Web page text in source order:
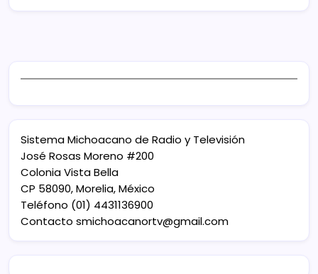
Sistema Michoacano de Radio y Televisión
José Rosas Moreno #200
Colonia Vista Bella
CP 58090, Morelia, México
Teléfono (01) 4431136900
Contacto smichoacanortv@gmail.com